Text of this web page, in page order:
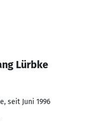
Lürbke
seit Juni 1996